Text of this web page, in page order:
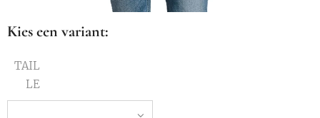
Kies een variant:
TAIL
LE